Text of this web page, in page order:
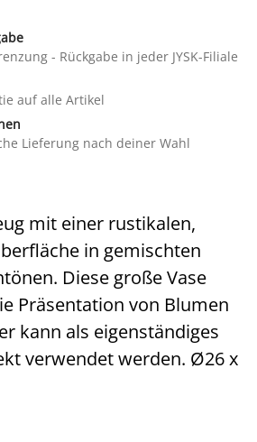
- Rückgabe in jeder JYSK-Filiale
auf alle Artikel
Lieferung nach deiner Wahl
mit einer rustikalen,
in gemischten
Diese große Vase
Präsentation von Blumen
kann als eigenständiges
verwendet werden. Ø26 x